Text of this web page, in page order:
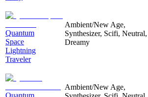
Quantum
Space
Lightning
Traveler
Ambient/New Age,
Synthesizer, Scifi, Neutral,
Dreamy
Quantum
Ambient/New Age,